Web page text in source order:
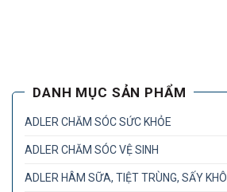
DANH MỤC SẢN PHẨM
ADLER CHĂM SÓC SỨC KHỎE
ADLER CHĂM SÓC VỆ SINH
ADLER HÂM SỮA, TIỆT TRÙNG, SẤY KHÔ